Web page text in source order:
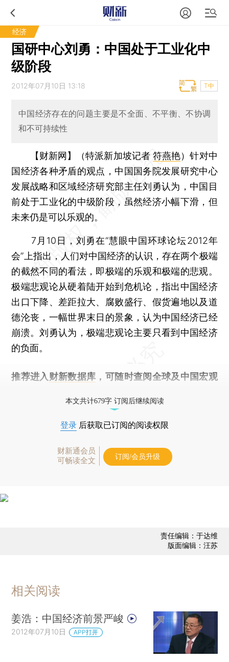
经济
国研中心刘勇：中国处于工业化中
级阶段
2012年07月10日 13:18 T中
中国经济存在的问题主要是不全面、不平衡、不协调
和不可持续性
【财新网】（特派新加坡记者符燕艳）针对中
国经济各种矛盾的观点，中国国务院发展研究中心
发展战略和区域经济研究部主任刘勇认为，中国目
前处于工业化的中级阶段，虽然经济小幅下滑，但
未来仍是可以乐观的。
7月10日，刘勇在“慧眼中国环球论坛2012年
会”上指出，人们对中国经济的认识，存在两个极端
的截然不同的看法，即极端的乐观和极端的悲观。
极端悲观论从硬着陆开始到危机论，指出中国经济
出口下降、差距拉大、腐败盛行、假货遍地以及道
德沦丧，一幅世界末日的景象，认为中国经济已经
崩溃。刘勇认为，极端悲观论主要只看到中国经济
的负面。
推荐进入 财新数据库 ，可随时查阅全球及中国宏观
本文共计679字 订阅后继续阅读
登录 后获取已订阅的阅读权限
财新通会员
可畅读全文
订阅/会员升级
责任编辑：于达维
版面编辑：汪苏
相关阅读
姜浩：中国经济前景严峻
2012年07月10日 APP打开